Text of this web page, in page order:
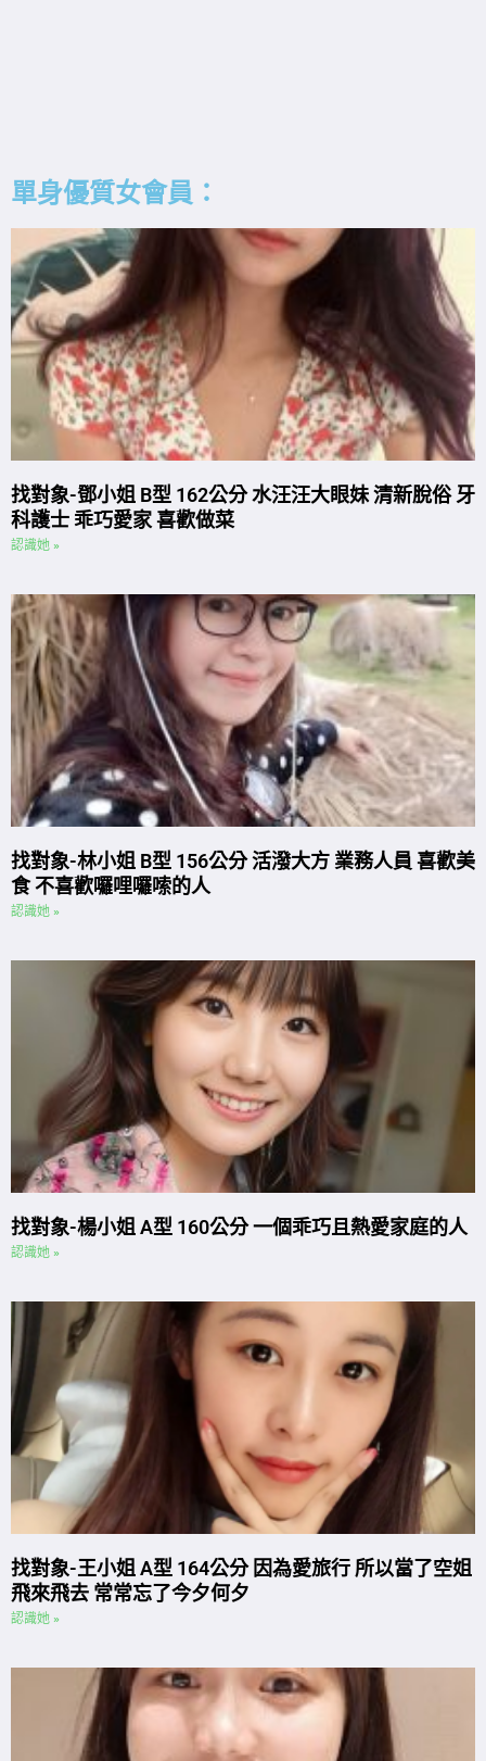
單身優質女會員：
找對象-鄧小姐 B型 162公分 水汪汪大眼妹 清新脫俗 牙
科護士 乖巧愛家 喜歡做菜
認識她 »
找對象-林小姐 B型 156公分 活潑大方 業務人員 喜歡美
食 不喜歡囉哩囉嗦的人
認識她 »
找對象-楊小姐 A型 160公分 一個乖巧且熱愛家庭的人
認識她 »
找對象-王小姐 A型 164公分 因為愛旅行 所以當了空姐
飛來飛去 常常忘了今夕何夕
認識她 »